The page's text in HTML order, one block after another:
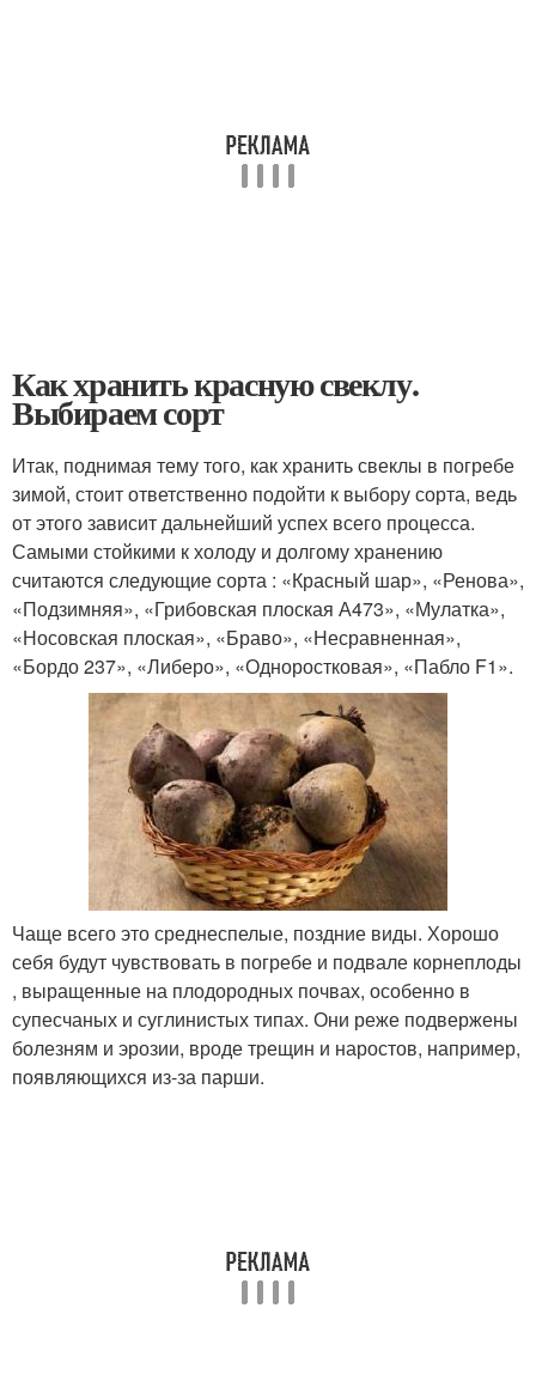
Как хранить красную свеклу.
Выбираем сорт
Итак, поднимая тему того, как хранить свеклы в погребе
зимой, стоит ответственно подойти к выбору сорта, ведь
от этого зависит дальнейший успех всего процесса.
Самыми стойкими к холоду и долгому хранению
считаются следующие сорта : «Красный шар», «Ренова»,
«Подзимняя», «Грибовская плоская А473», «Мулатка»,
«Носовская плоская», «Браво», «Несравненная»,
«Бордо 237», «Либеро», «Одноростковая», «Пабло F1».
Чаще всего это среднеспелые, поздние виды. Хорошо
себя будут чувствовать в погребе и подвале корнеплоды
, выращенные на плодородных почвах, особенно в
супесчаных и суглинистых типах. Они реже подвержены
болезням и эрозии, вроде трещин и наростов, например,
появляющихся из-за парши.